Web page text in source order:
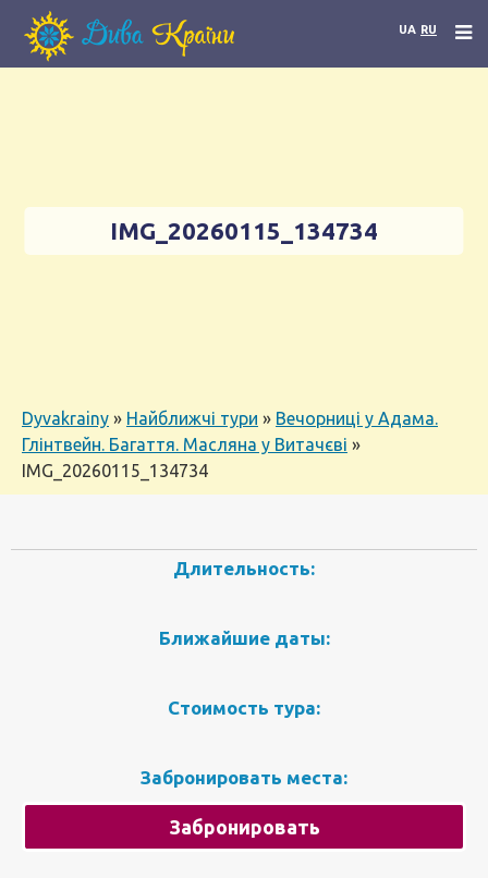
UA RU
IMG_20260115_134734
Dyvakrainy » Найближчі тури » Вечорниці у Адама.
Глінтвейн. Багаття. Масляна у Витачєві »
IMG_20260115_134734
Длительность:
Ближайшие даты:
Стоимость тура:
Забронировать места:
Забронировать